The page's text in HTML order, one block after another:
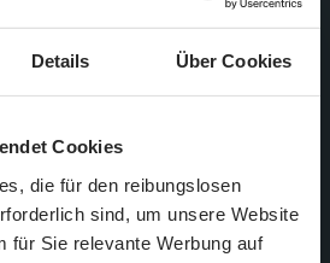
Details Über Cookies
Cookies
die für den reibungslosen
sind, um unsere Website
für Sie relevante Werbung auf